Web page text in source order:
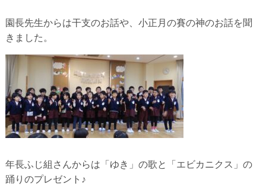
園長先生からは干支のお話や、小正月の賽の神のお話を聞
きました。
年長ふじ組さんからは「ゆき」の歌と「エビカニクス」の
踊りのプレゼント♪